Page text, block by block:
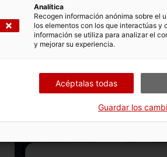
Analítica
Recogen información anónima sobre el
los elementos con los que interactúas y
información se utiliza para analizar el
y mejorar su experiencia.
Acéptalas todas
Guardar los